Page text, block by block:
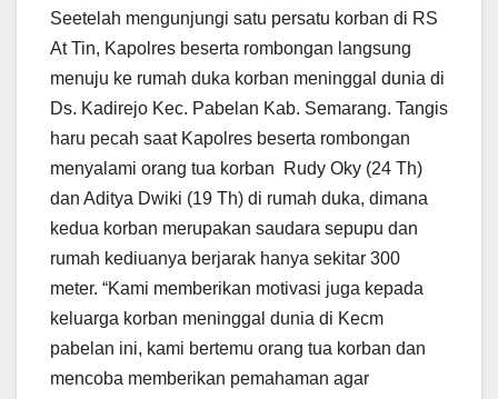
Seetelah mengunjungi satu persatu korban di RS
At Tin, Kapolres beserta rombongan langsung
menuju ke rumah duka korban meninggal dunia di
Ds. Kadirejo Kec. Pabelan Kab. Semarang. Tangis
haru pecah saat Kapolres beserta rombongan
menyalami orang tua korban Rudy Oky (24 Th)
dan Aditya Dwiki (19 Th) di rumah duka, dimana
kedua korban merupakan saudara sepupu dan
rumah kediuanya berjarak hanya sekitar 300
meter. “Kami memberikan motivasi juga kepada
keluarga korban meninggal dunia di Kecm
pabelan ini, kami bertemu orang tua korban dan
mencoba memberikan pemahaman agar